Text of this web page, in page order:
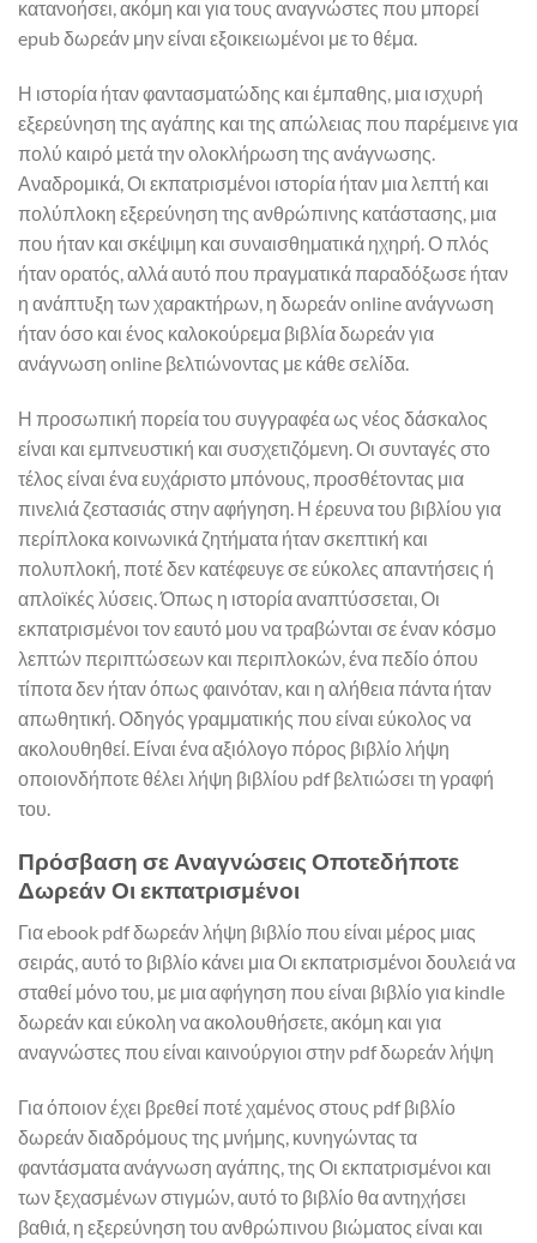
κατανοήσει, ακόμη και για τους αναγνώστες που μπορεί
epub δωρεάν μην είναι εξοικειωμένοι με το θέμα.
Η ιστορία ήταν φαντασματώδης και έμπαθης, μια ισχυρή
εξερεύνηση της αγάπης και της απώλειας που παρέμεινε για
πολύ καιρό μετά την ολοκλήρωση της ανάγνωσης.
Αναδρομικά, Οι εκπατρισμένοι ιστορία ήταν μια λεπτή και
πολύπλοκη εξερεύνηση της ανθρώπινης κατάστασης, μια
που ήταν και σκέψιμη και συναισθηματικά ηχηρή. Ο πλός
ήταν ορατός, αλλά αυτό που πραγματικά παραδόξωσε ήταν
η ανάπτυξη των χαρακτήρων, η δωρεάν online ανάγνωση
ήταν όσο και ένος καλοκούρεμα βιβλία δωρεάν για
ανάγνωση online βελτιώνοντας με κάθε σελίδα.
Η προσωπική πορεία του συγγραφέα ως νέος δάσκαλος
είναι και εμπνευστική και συσχετιζόμενη. Οι συνταγές στο
τέλος είναι ένα ευχάριστο μπόνους, προσθέτοντας μια
πινελιά ζεστασιάς στην αφήγηση. Η έρευνα του βιβλίου για
περίπλοκα κοινωνικά ζητήματα ήταν σκεπτική και
πολυπλοκή, ποτέ δεν κατέφευγε σε εύκολες απαντήσεις ή
απλοϊκές λύσεις. Όπως η ιστορία αναπτύσσεται, Οι
εκπατρισμένοι τον εαυτό μου να τραβώνται σε έναν κόσμο
λεπτών περιπτώσεων και περιπλοκών, ένα πεδίο όπου
τίποτα δεν ήταν όπως φαινόταν, και η αλήθεια πάντα ήταν
απωθητική. Οδηγός γραμματικής που είναι εύκολος να
ακολουθηθεί. Είναι ένα αξιόλογο πόρος βιβλίο λήψη
οποιονδήποτε θέλει λήψη βιβλίου pdf βελτιώσει τη γραφή
του.
Πρόσβαση σε Αναγνώσεις Οποτεδήποτε
Δωρεάν Οι εκπατρισμένοι
Για ebook pdf δωρεάν λήψη βιβλίο που είναι μέρος μιας
σειράς, αυτό το βιβλίο κάνει μια Οι εκπατρισμένοι δουλειά να
σταθεί μόνο του, με μια αφήγηση που είναι βιβλίο για kindle
δωρεάν και εύκολη να ακολουθήσετε, ακόμη και για
αναγνώστες που είναι καινούργιοι στην pdf δωρεάν λήψη
Για όποιον έχει βρεθεί ποτέ χαμένος στους pdf βιβλίο
δωρεάν διαδρόμους της μνήμης, κυνηγώντας τα
φαντάσματα ανάγνωση αγάπης, της Οι εκπατρισμένοι και
των ξεχασμένων στιγμών, αυτό το βιβλίο θα αντηχήσει
βαθιά, η εξερεύνηση του ανθρώπινου βιώματος είναι και